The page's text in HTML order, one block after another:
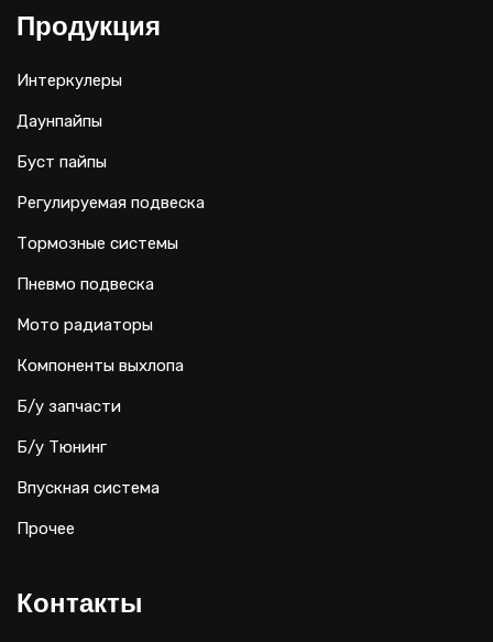
Продукция
Интеркулеры
Даунпайпы
Буст пайпы
Регулируемая подвеска
Тормозные системы
Пневмо подвеска
Мото радиаторы
Компоненты выхлопа
Б/у запчасти
Б/у Тюнинг
Впускная система
Прочее
Контакты